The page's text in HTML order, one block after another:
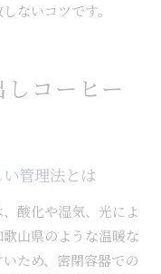
ないコツです。
コーヒー
管理法とは
酸化や湿気、光によ
山県のような温暖な
ため、密閉容器での